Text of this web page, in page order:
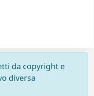
da copyright e
diversa